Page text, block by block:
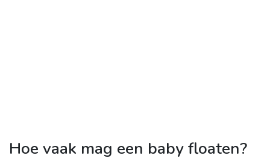
Hoe vaak mag een baby floaten?